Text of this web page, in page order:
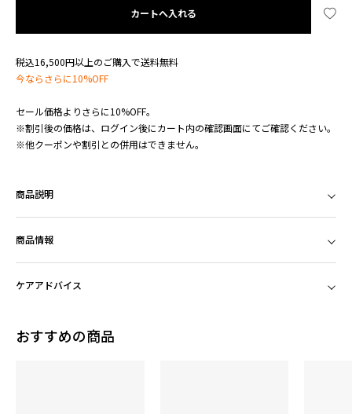
カートへ入れる
税込16,500円以上のご購入で送料無料
今ならさらに10%OFF
セール価格よりさらに10%OFF。
※割引後の価格は、ログイン後にカート内の確認画面にてご確認ください。
※他クーポンや割引との併用はできません。
商品説明
商品情報
ケアアドバイス
おすすめの商品